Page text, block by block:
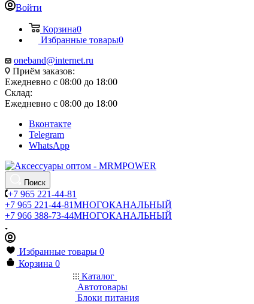
Войти
Корзина0
Избранные товары0
oneband@internet.ru
Приём заказов:
Ежедневно с 08:00 до 18:00
Склад:
Ежедневно с 08:00 до 18:00
Вконтакте
Telegram
WhatsApp
Поиск
+7 965 221-44-81
+7 965 221-44-81МНОГОКАНАЛЬНЫЙ
+7 966 388-73-44МНОГОКАНАЛЬНЫЙ
Избранные товары 0
Корзина 0
Каталог
Автотовары
Блоки питания